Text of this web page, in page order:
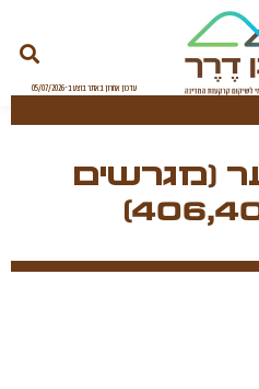
(מגרשים